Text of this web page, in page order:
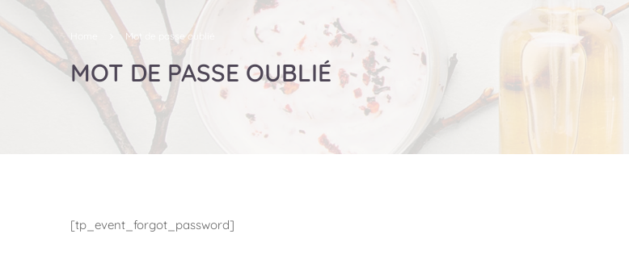
Mot de passe oublié
MOT DE PASSE OUBLIÉ
[tp_event_forgot_password]